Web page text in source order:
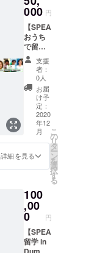
ポット
まで、
素敵な
旅をプ
ロ
デュー
スしま
す。 (使
用期限:
2021年
12月31
日 コロ
ナの情
勢次第
では延
します)
態にも
対応し
ます。
外国人
が日本
で行き
たい県
No.1の
鳥取県
をぜひ
満喫し
てくだ
さい。
(使用期
2021年
12月31
Marilou
先生か
らお選
びくだ
さい。
ご指定
いただ
いた方
と、 ・
1時間の
フリー
トーク
・お名
前入り
個人動
画 ・
ンレッ
スン の
中から
お一つ
リター
ンとさ
談にの
りま
す。
フィリ
ピンに
訪れる
方々の
経営相
談にも
多数
乗って
きた二
人で
す。 壁
打ちで
もOK、
欲しい
場合や
より良
くした
い場合
などな
000 円
【SPEA
おうち
で留
学 運
営参画
券】 こ
ちらは
経営に
興味の
ある方
向けの
プラン
です。
NO2を
目指さ
れる
ンサル
を目指
されて
る方に
は最
適。
支援
者：
0人
お届
け予
定：
2020
年12
月
詳細を見る
こ
の
リ
タ
ー
ン
を
選
択
す
る
100
,00
0 円
【SPEA
留学 in